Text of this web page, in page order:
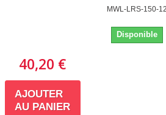
MWL-LRS-150-12
Disponible
40,20 €
AJOUTER
AU PANIER